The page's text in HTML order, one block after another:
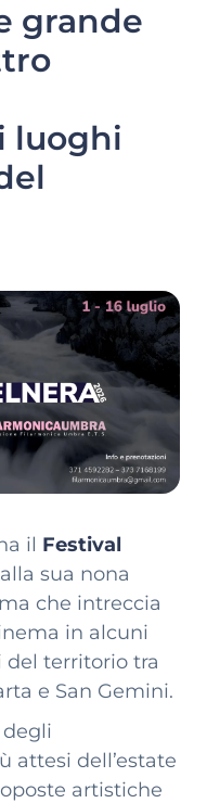
grande
luoghi
il Festival
sua nona
che intreccia
in alcuni
territorio tra
e San Gemini.
attesi dell’estate
artistiche